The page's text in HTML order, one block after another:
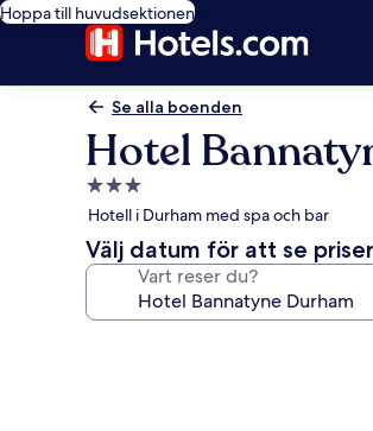
Hoppa till huvudsektionen
Se alla boenden
Hotel
3.0-
stjärnigt
boende
Hotell i Durham med spa och bar
Välj datum för att se priser
Vart reser du?